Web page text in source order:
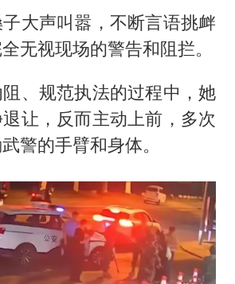
大声叫嚣，不断言语挑衅
无视现场的警告和阻拦。
、规范执法的过程中，她
让，反而主动上前，多次
警的手臂和身体。